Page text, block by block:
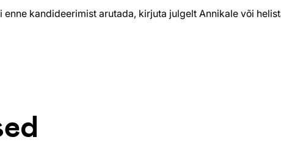
kandideerimist arutada, kirjuta julgelt Annikale või